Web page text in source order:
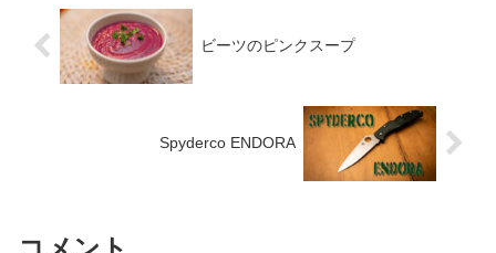
ビーツのピンクスープ
Spyderco ENDORA